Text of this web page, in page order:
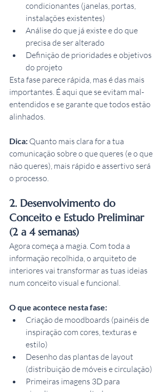
condicionantes (janelas, portas,
instalações existentes)
Análise do que já existe e do que
precisa de ser alterado
Definição de prioridades e objetivos
do projeto
Esta fase parece rápida, mas é das mais
importantes. É aqui que se evitam mal-
entendidos e se garante que todos estão
alinhados.
Dica: Quanto mais clara for a tua
comunicação sobre o que queres (e o que
não queres), mais rápido e assertivo será
o processo.
2. Desenvolvimento do
Conceito e Estudo Preliminar
(2 a 4 semanas)
Agora começa a magia. Com toda a
informação recolhida, o arquiteto de
interiores vai transformar as tuas ideias
num conceito visual e funcional.
O que acontece nesta fase:
Criação de moodboards (painéis de
inspiração com cores, texturas e
estilo)
Desenho das plantas de layout
(distribuição de móveis e circulação)
Primeiras imagens 3D para